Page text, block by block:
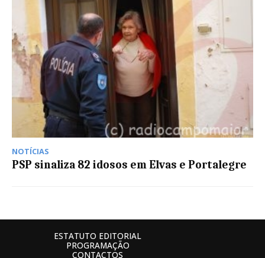
NOTÍCIAS
PSP sinaliza 82 idosos em Elvas e Portalegre
ESTATUTO EDITORIAL
PROGRAMAÇÃO
CONTACTOS